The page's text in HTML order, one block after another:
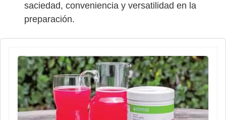
saciedad, conveniencia y versatilidad en la
preparación.